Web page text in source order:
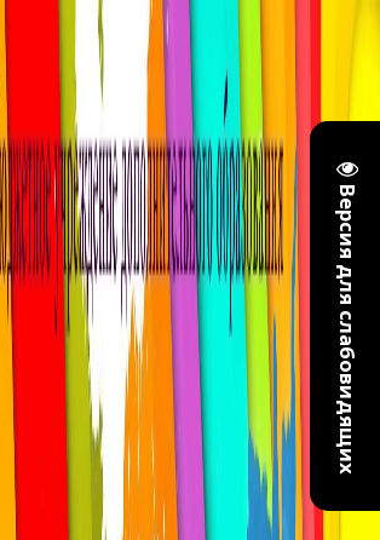
Версия для слабовидящих